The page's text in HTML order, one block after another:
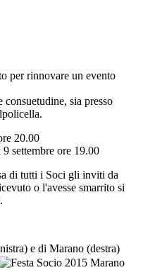
per rinnovare un evento
sia presso
20.00
settembre ore 19.00
di tutti i Soci gli inviti da
o l'avesse smarrito si
e di Marano (destra)